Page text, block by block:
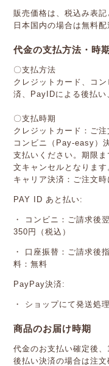
販売価格は、税込み表記
日本国内の場合は無料配
代金の支払方法・時期
〇支払方法
クレジットカード、コ
済、PayIDによる後払い
〇支払時期
クレジットカード：ご
コンビニ（Pay-easy）
支払いください。期限
文キャンセルとなります
キャリア決済：ご注文時
PAY ID あと払い:
・ コンビニ：ご請求後
350円（税込）
・ 口座振替：ご請求後
料：無料
PayPay決済:
・ ショップにて発送処
商品のお届け時期
代金のお支払い確定後、
後払い決済の場合は注